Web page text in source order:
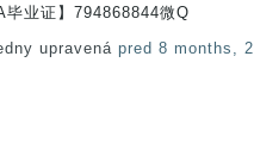
毕业证】794868844微Q
upravená pred 8 months, 2